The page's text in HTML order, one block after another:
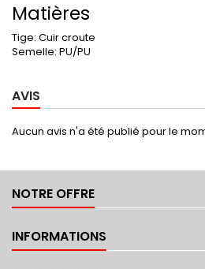
Matières
Tige: Cuir croute
Semelle: PU/PU
AVIS
Aucun avis n'a été publié pour le
NOTRE OFFRE
INFORMATIONS